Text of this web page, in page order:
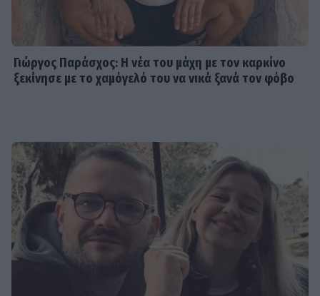
Γιώργος Παράσχος: Η νέα του μάχη με τον καρκίνο
ξεκίνησε με το χαμόγελό του να νικά ξανά τον φόβο